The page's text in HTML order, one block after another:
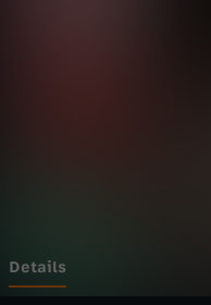
e
Details